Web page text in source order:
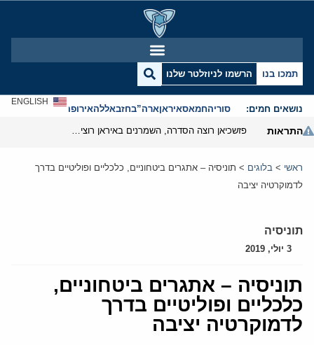
תמכו בנו הרשמו לניוזלטר שלנו
נושאים חמים: סוריהחמאסאיראןארה”בחזבאללהאירופהאנטישמיות
ENGLISH
התראות
ראשי > בלוגים > תוניסיה – אתגרים ביטחוניים, כלכליים ופוליטיים בדרך
לדמוקרטיה יציבה
תוניסיה
3 יולי, 2019
תוניסיה – אתגרים ביטחוניים,
כלכליים ופוליטיים בדרך
לדמוקרטיה יציבה